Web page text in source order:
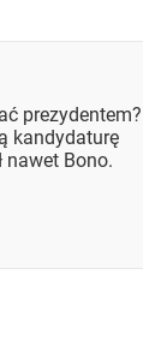
prezydentem?
kandydaturę
nawet Bono.